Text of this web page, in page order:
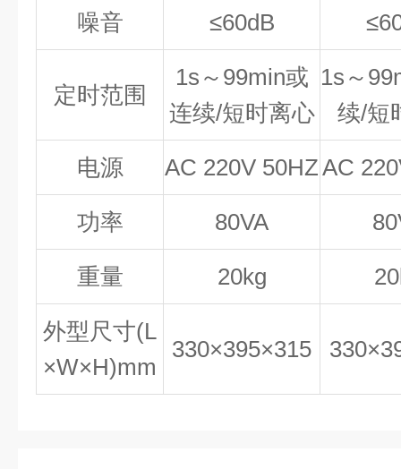
噪音 ≤60dB
定时范围
1s～99min或
连续/短时离心
1s～
续/短
电源 AC 220V 50HZAC
功率 80VA
重量 20kg
外型尺寸(L
×W×H)mm
330×395×315